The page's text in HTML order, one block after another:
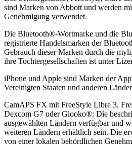
sind Marken von Abbott und werden
Genehmigung verwendet.
Die Bluetooth®-Wortmarke und die
registrierte Handelsmarken der
Gebrauch dieser Marken durch die
ihre Tochtergesellschaften ist unter
iPhone und Apple sind Marken der
Vereinigten Staaten und anderen
CamAPS FX mit FreeStyle Libre 3,
Dexcom G7 oder Glooko®: Die
ausgewählten Ländern verfügbar und
weiteren Ländern erhältlich sein. Die
von einer lokalen behördlichen